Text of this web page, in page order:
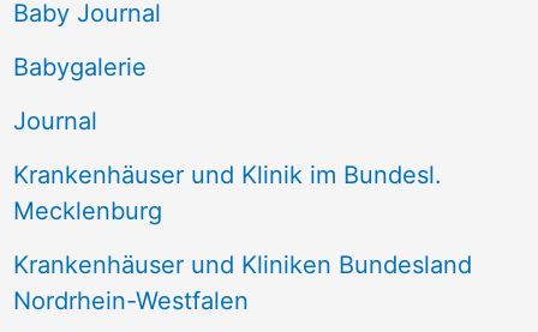
e
n
c
:
Baby Journal
Babygalerie
Journal
Krankenhäuser und Klinik im Bundesl.
Mecklenburg
Krankenhäuser und Kliniken Bundesland
Nordrhein-Westfalen